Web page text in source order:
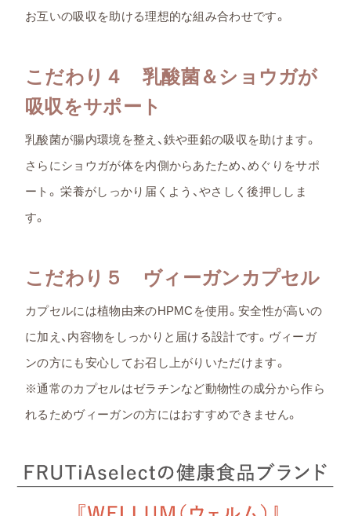
お互いの吸収を助ける理想的な組み合わせです。
こだわり４ 乳酸菌＆ショウガが
吸収をサポート
乳酸菌が腸内環境を整え、鉄や亜鉛の吸収を助けます。
さらにショウガが体を内側からあたため、めぐりをサポ
ート。 栄養がしっかり届くよう、やさしく後押ししま
す。
こだわり５ ヴィーガンカプセル
カプセルには植物由来のHPMCを使用。安全性が高いの
に加え、内容物をしっかりと届ける設計です。ヴィーガ
ンの方にも安心してお召し上がりいただけます。
※通常のカプセルはゼラチンなど動物性の成分から作ら
れるためヴィーガンの方にはおすすめできません。